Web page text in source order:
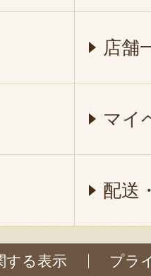
店舗
マイ
配送
する表示 プラ